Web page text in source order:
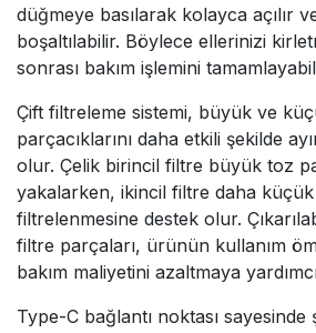
düğmeye basılarak kolayca açılır
boşaltılabilir. Böylece ellerinizi
sonrası bakım işlemini
Çift filtreleme sistemi, büyük ve
parçacıklarını daha etkili şekilde
olur. Çelik birincil filtre büyük toz
yakalarken, ikincil filtre daha
filtrelenmesine destek olur.
filtre parçaları, ürünün kullanım
bakım maliyetini azaltmaya
Type-C bağlantı noktası sayesinde